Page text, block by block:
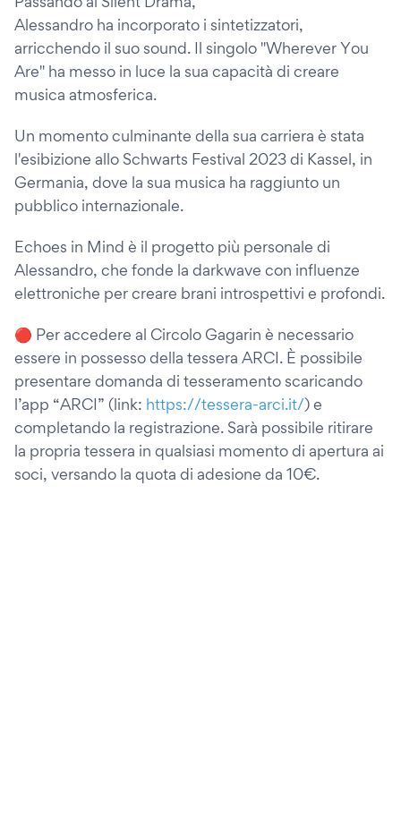
Alessandro ha incorporato i sintetizzatori,
arricchendo il suo sound. Il singolo "Wherever You
Are" ha messo in luce la sua capacità di creare
musica atmosferica.
Un momento culminante della sua carriera è stata
l'esibizione allo Schwarts Festival 2023 di Kassel, in
Germania, dove la sua musica ha raggiunto un
pubblico internazionale.
Echoes in Mind è il progetto più personale di
Alessandro, che fonde la darkwave con influenze
elettroniche per creare brani introspettivi e profondi.
🔴 Per accedere al Circolo Gagarin è necessario
essere in possesso della tessera ARCI. È possibile
presentare domanda di tesseramento scaricando
l’app “ARCI” (link: https://tessera-arci.it/) e
completando la registrazione. Sarà possibile ritirare
la propria tessera in qualsiasi momento di apertura ai
soci, versando la quota di adesione da 10€.